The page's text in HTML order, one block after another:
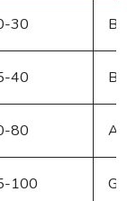
30
40
80
100